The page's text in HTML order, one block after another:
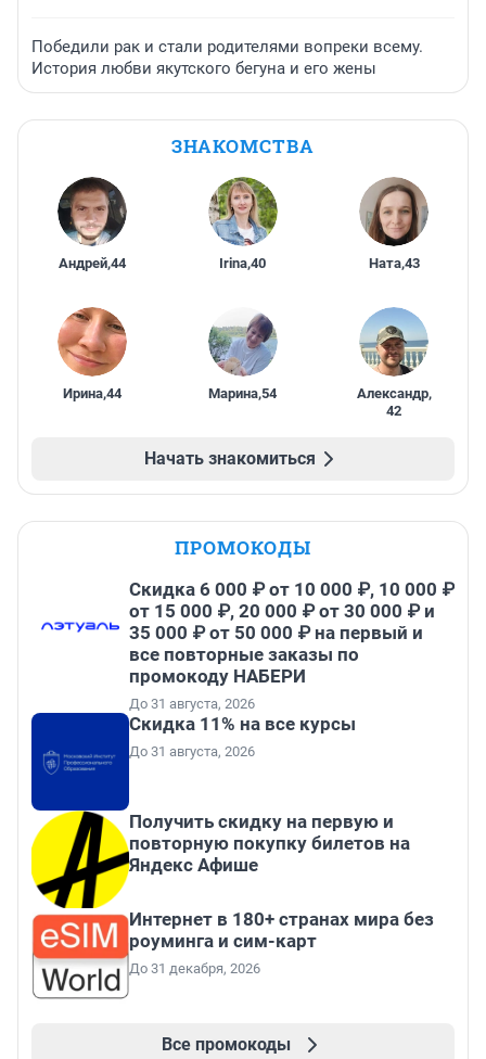
Победили рак и стали родителями вопреки всему.
История любви якутского бегуна и его жены
ЗНАКОМСТВА
Андрей,44 Irina,40 Ната,43
Ирина,44 Марина,54 Александр,
42
Начать знакомиться
ПРОМОКОДЫ
Скидка 6 000 ₽ от 10 000 ₽, 10 000 ₽
от 15 000 ₽, 20 000 ₽ от 30 000 ₽ и
35 000 ₽ от 50 000 ₽ на первый и
все повторные заказы по
промокоду НАБЕРИ
До 31 августа, 2026
Скидка 11% на все курсы
До 31 августа, 2026
Получить скидку на первую и
повторную покупку билетов на
Яндекс Афише
Интернет в 180+ странах мира без
роуминга и сим-карт
До 31 декабря, 2026
Все промокоды